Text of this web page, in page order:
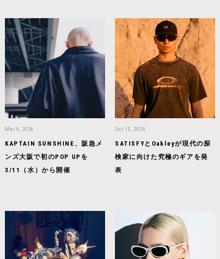
Mar 6, 2026
KAPTAIN SUNSHINE、阪急メ
ンズ大阪で初のPOP UPを
3/11（水）から開催
Oct 15, 2024
SATISFYとOakleyが現代の探
検家に向けた究極のギアを発
表